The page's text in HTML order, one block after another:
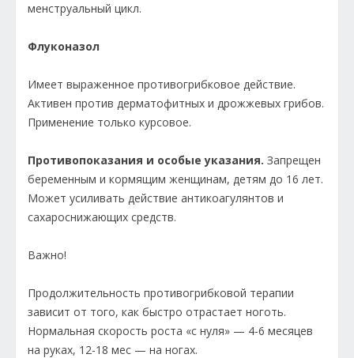
менструальный цикл.
Флуконазол
Имеет выраженное противогрибковое действие.
Активен против дерматофитных и дрожжевых грибов.
Применение только курсовое.
Противопоказания и особые указания. Запрещен
беременным и кормящим женщинам, детям до 16 лет.
Может усиливать действие антикоагулянтов и
сахароснижающих средств.
Важно!
Продолжительность противогрибковой терапии
зависит от того, как быстро отрастает ноготь.
Нормальная скорость роста «с нуля» — 4-6 месяцев
на руках, 12-18 мес — на ногах.